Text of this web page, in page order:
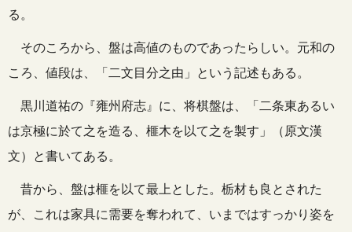
る。
そのころから、盤は高値のものであったらしい。元和の
ころ、値段は、「二文目分之由」という記述もある。
黒川道祐の『雍州府志』に、将棋盤は、「二条東あるい
は京極に於て之を造る、榧木を以て之を製す」（原文漢
文）と書いてある。
昔から、盤は榧を以て最上とした。栃材も良とされた
が、これは家具に需要を奪われて、いまではすっかり姿を